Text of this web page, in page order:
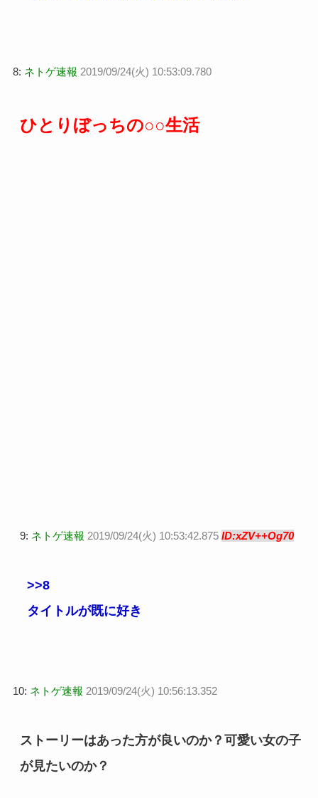
8: ネトゲ速報 2019/09/24(火) 10:53:09.780
ひとりぼっちの○○生活
9: ネトゲ速報 2019/09/24(火) 10:53:42.875 ID:xZV++Og70
>>8
タイトルが既に好き
10: ネトゲ速報 2019/09/24(火) 10:56:13.352
ストーリーはあった方が良いのか？可愛い女の子
が見たいのか？